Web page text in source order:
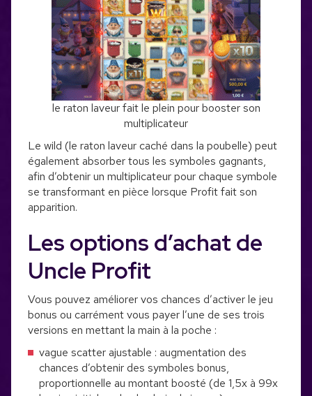
le raton laveur fait le plein pour booster son
multiplicateur
Le wild (le raton laveur caché dans la poubelle) peut
également absorber tous les symboles gagnants,
afin d’obtenir un multiplicateur pour chaque symbole
se transformant en pièce lorsque Profit fait son
apparition.
Les options d’achat de
Uncle Profit
Vous pouvez améliorer vos chances d’activer le jeu
bonus ou carrément vous payer l’une de ses trois
versions en mettant la main à la poche :
vague scatter ajustable : augmentation des
chances d’obtenir des symboles bonus,
proportionnelle au montant boosté (de 1,5x à 99x